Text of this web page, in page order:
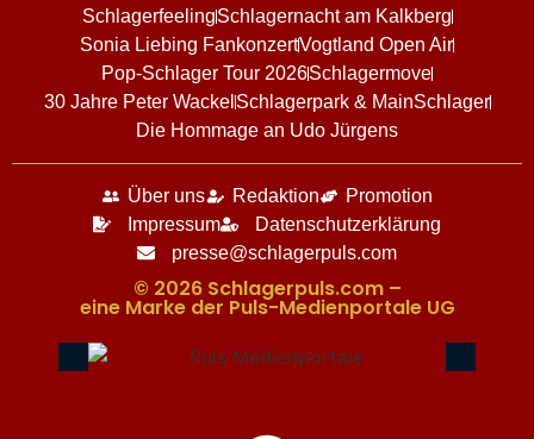
SchlagerfeelingSchlagernacht am Kalkberg
Sonia Liebing FankonzertVogtland Open Air
Pop-Schlager Tour 2026Schlagermove
30 Jahre Peter Wackel Schlagerpark & MainSchlager
Die Hommage an Udo Jürgens
Über uns Redaktion
Promotion
Impressum
Datenschutzerklärung
presse@schlagerpuls.com
© 2026 Schlagerpuls.com –
eine Marke der Puls-Medienportale UG​